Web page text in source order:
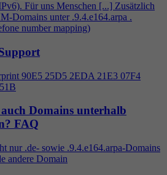
Für uns Menschen [...] Zusätzlich
Domains unter .9.4.e164.arpa .
number mapping)
90E5 25D5 2EDA 21E3 07F4
Domains unterhalb
FAQ
nur .de- sowie .9.4.e164.arpa-Domains
andere Domain